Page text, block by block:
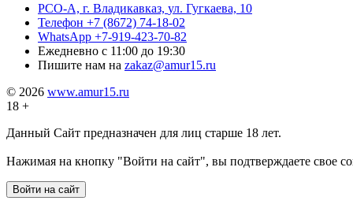
РСО-А, г. Владикавказ, ул. Гугкаева, 10
Телефон +7 (8672) 74-18-02
WhatsApp +7-919-423-70-82
Ежедневно с 11:00 до 19:30
Пишите нам на zakaz@amur15.ru
© 2026 www.amur15.ru
18 +
Данный Сайт предназначен для лиц старше 18 лет.
Нажимая на кнопку "Войти на сайт", вы подтверждаете свое
Войти на сайт